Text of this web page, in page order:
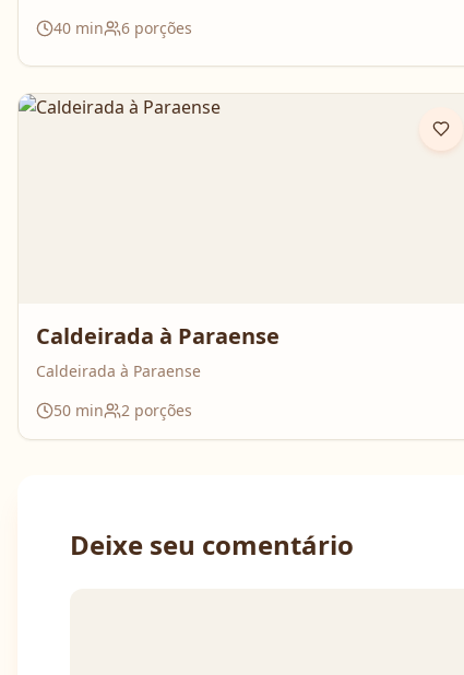
40 min 6 porções
Caldeirada à Paraense
Caldeirada à Paraense
50 min 2 porções
Deixe seu comentário